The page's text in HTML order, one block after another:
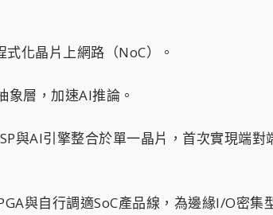
化晶片上網路（NoC）。
層，加速AI推論。
與AI引擎整合於單一晶片，首次實現端
與自行調適SoC產品線，為邊緣I/O密集